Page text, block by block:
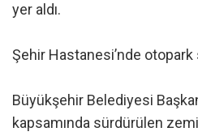
yer aldı.
Şehir Hastanesi’nde
Büyükşehir Belediyesi
kapsamında sürdürülen